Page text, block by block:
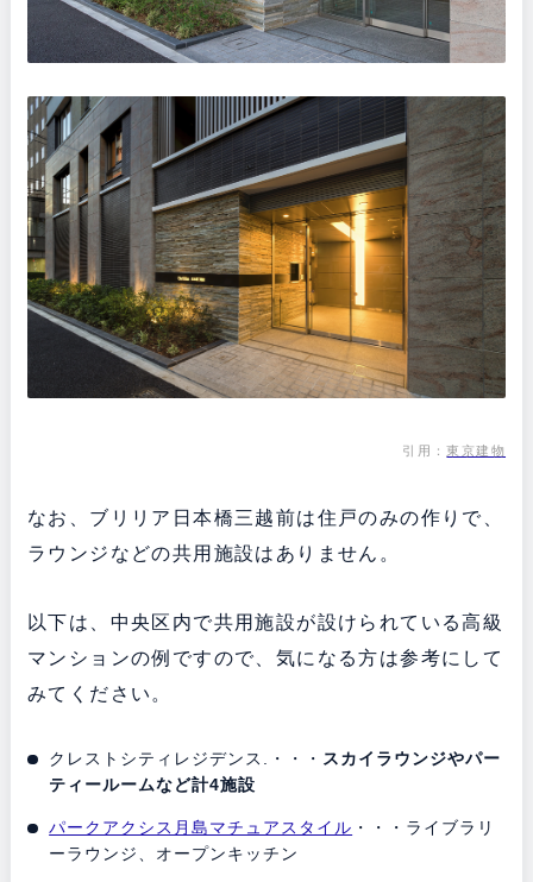
引用：東京建物
なお、ブリリア日本橋三越前は住戸のみの作りで、
ラウンジなどの共用施設はありません。
以下は、中央区内で共用施設が設けられている高級
マンションの例ですので、気になる方は参考にして
みてください。
クレストシティレジデンス.・・・ スカイラウンジやパー
ティールームなど計4施設
パークアクシス月島マチュアスタイル ・・・ライブラリ
ーラウンジ、オープンキッチン